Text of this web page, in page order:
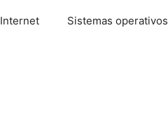
Internet Sistemas operativos